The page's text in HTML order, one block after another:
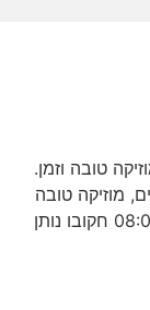
מוזיקה טובה וזמן.
ישראליים, מוזיקה טובה
וזמן. ש.ח. לאהוב עד מוות - פרק 57 07:18 - 08:03 חקובו נותן